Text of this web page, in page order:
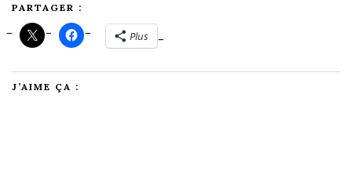
PARTAGER :
Plus
J’AIME ÇA :